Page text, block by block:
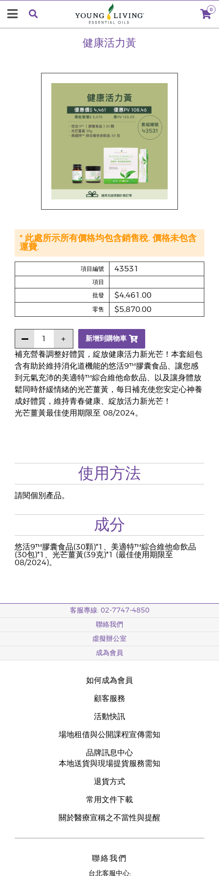
0
健康活力黃
補充營養調整好體質，綻放健康活力新光芒！本套組包
含有助於維持消化道機能的悠活9™膠囊食品、讓您感
到元氣充沛的美適特™綜合維他命飲品、以及讓身體放
鬆同時舒緩情緒的光芒薑黃，每日補充使您安定心神養
成好體質，維持青春健康、綻放活力新光芒！
光芒薑黃最佳使用期限至 08/2024。
項目編號 43531
項目
批發 $4,461.00
零售 $5,870.00
新增到購物車
* 此處所示所有價格均包含銷售稅. 價格未包含
運費.
使用方法
請閱個別產品。
成分
悠活9™膠囊食品(30顆)*1、美適特™綜合維他命飲品
(30包)*1、光芒薑黃(39克)*1 (最佳使用期限至
08/2024)。
客服專線: 02-7747-4850
聯絡我們
虛擬辦公室
成為會員
如何成為會員
顧客服務
活動快訊
場地租借與公開課程宣傳需知
品牌訊息中心
本地送貨與現場提貨服務需知
退貨方式
常用文件下載
關於醫療宣稱之不當性與提醒
聯絡我們
台北客服中心: